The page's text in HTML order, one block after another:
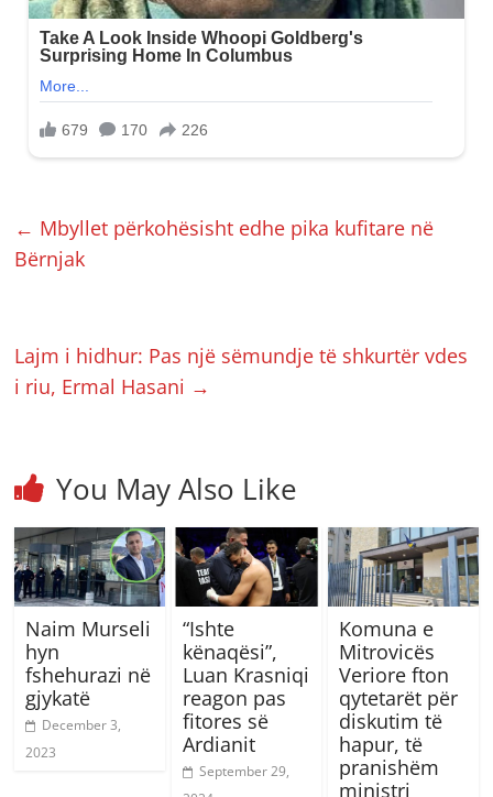
← Mbyllet përkohësisht edhe pika kufitare në
Bërnjak
Lajm i hidhur: Pas një sëmundje të shkurtër vdes
i riu, Ermal Hasani →
You May Also Like
Naim Murseli
hyn
fshehurazi në
gjykatë
December 3,
2023
“Ishte
kënaqësi”,
Luan Krasniqi
reagon pas
fitores së
Ardianit
September 29,
Komuna e
Mitrovicës
Veriore fton
qytetarët për
diskutim të
hapur, të
pranishëm
ministri